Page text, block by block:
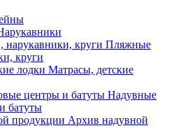
Пляжные
круги
Матрасы, детские
Надувные
батуты
Архив надувной